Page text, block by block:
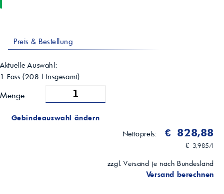
Preis & Bestellung
Aktuelle Auswahl:
1 Fass (208 l insgesamt)
Menge:
Gebindeauswahl ändern
Nettopreis:
€ 828,88
€ 3,985/l
zzgl. Versand je nach Bundesland
Versand berechnen